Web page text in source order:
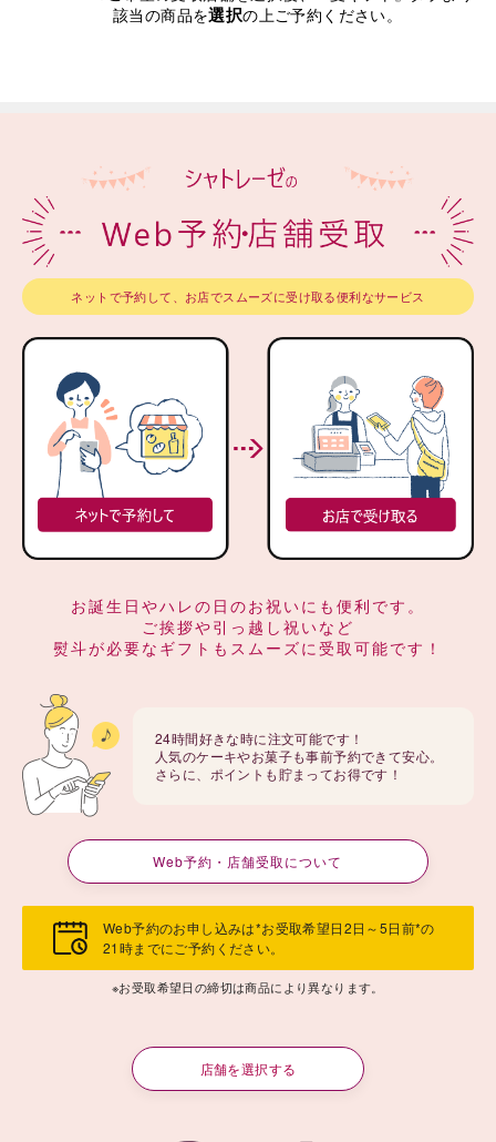
該当の商品を選択の上ご予約ください。
ネットで予約して、お店でスムーズに受け取る便利なサービス
お誕生日やハレの日のお祝いにも便利です。
ご挨拶や引っ越し祝いなど
熨斗が必要なギフトもスムーズに受取可能です！
24時間好きな時に注文可能です！
人気のケーキやお菓子も事前予約できて安心。
さらに、ポイントも貯まってお得です！
Web予約・店舗受取について
Web予約のお申し込みは*お受取希望日2日～5日前*の
21時までにご予約ください。
※お受取希望日の締切は商品により異なります。
店舗を選択する